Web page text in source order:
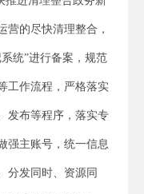
营的尽快清理整合，
统”进行备案，规范
工作流程，严格落实
发布等程序，落实专
强主账号，统一信息
分发同时、资源同